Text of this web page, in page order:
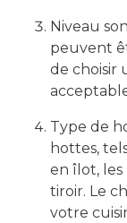
Niveau
peuvent
de choisir
Type de
hottes,
en îlot,
tiroir. Le
votre